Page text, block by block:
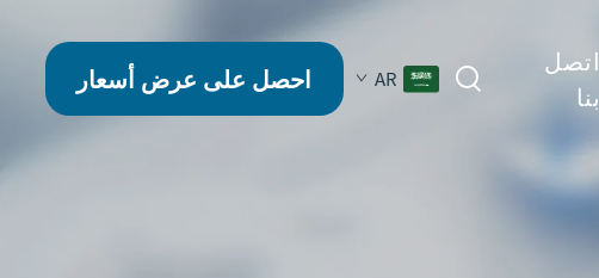
اتصل
بنا
AR احصل على عرض أسعار